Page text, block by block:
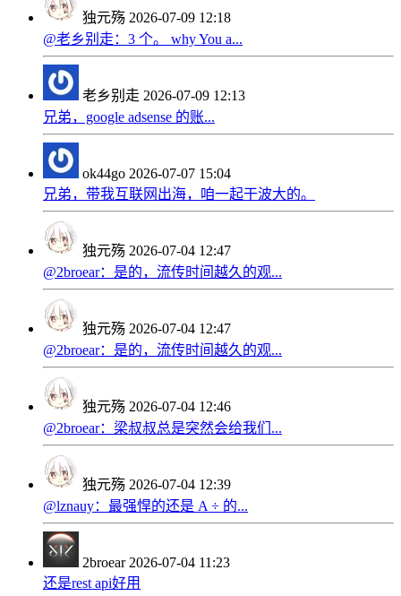
独元殇 2026-07-09 12:18
@老乡别走：3 个。 why You a...
老乡别走 2026-07-09 12:13
兄弟，google adsense 的账...
ok44go 2026-07-07 15:04
兄弟，带我互联网出海，咱一起干波大的。
独元殇 2026-07-04 12:47
@2broear：是的，流传时间越久的观...
独元殇 2026-07-04 12:47
@2broear：是的，流传时间越久的观...
独元殇 2026-07-04 12:46
@2broear：梁叔叔总是突然会给我们...
独元殇 2026-07-04 12:39
@lznauy：最强悍的还是 A ÷ 的...
2broear 2026-07-04 11:23
还是rest api好用